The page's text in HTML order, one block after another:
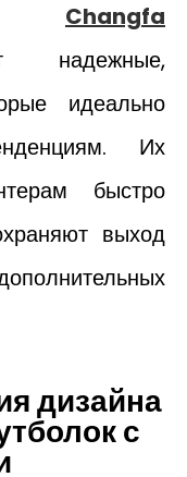
Changfa
надежные,
идеально
Их
быстро
выход
дизайна
с